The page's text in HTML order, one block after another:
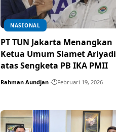
NASIONAL
PT TUN Jakarta Menangkan
Ketua Umum Slamet Ariyadi
atas Sengketa PB IKA PMII
Rahman Aundjan Februari 19, 2026